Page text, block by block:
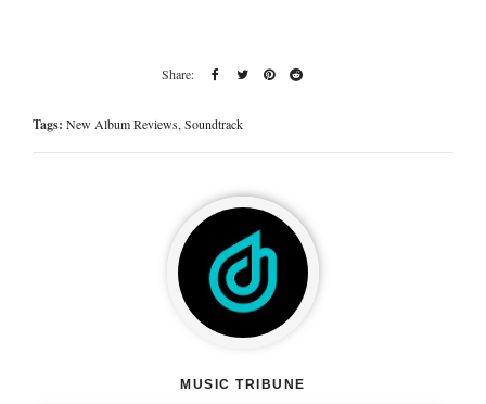
Tags: New Album Reviews,Soundtrack
MUSIC TRIBUNE